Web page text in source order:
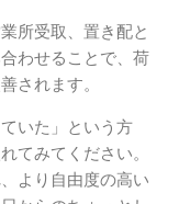
所受取、置き配と
わせることで、荷
されます。
いた」という方
てみてください。
より自由度の高い